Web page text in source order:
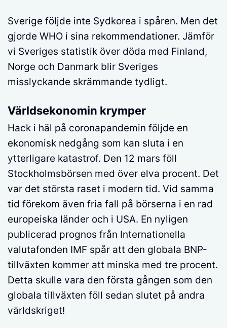
Sverige följde inte Sydkorea i spåren. Men det
gjorde WHO i sina rekommendationer. Jämför
vi Sveriges statistik över döda med Finland,
Norge och Danmark blir Sveriges
misslyckande skrämmande tydligt.
Världsekonomin krymper
Hack i häl på coronapandemin följde en
ekonomisk nedgång som kan sluta i en
ytterligare katastrof. Den 12 mars föll
Stockholmsbörsen med över elva procent. Det
var det största raset i modern tid. Vid samma
tid förekom även fria fall på börserna i en rad
europeiska länder och i USA. En nyligen
publicerad prognos från Internationella
valutafonden IMF spår att den globala BNP-
tillväxten kommer att minska med tre procent.
Detta skulle vara den första gången som den
globala tillväxten föll sedan slutet på andra
världskriget!